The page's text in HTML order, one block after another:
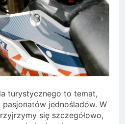
turystycznego to temat,
jednośladów. W
się szczegółowo,